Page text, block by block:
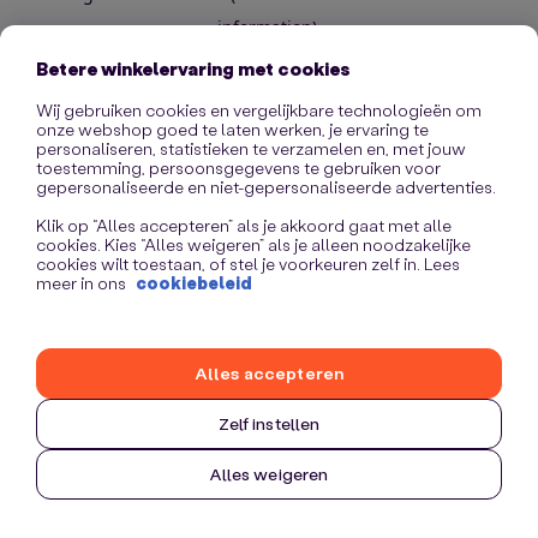
information).
Betere winkelervaring met cookies
Wij gebruiken cookies en vergelijkbare technologieën om
onze webshop goed te laten werken, je ervaring te
personaliseren, statistieken te verzamelen en, met jouw
toestemming, persoonsgegevens te gebruiken voor
gepersonaliseerde en niet-gepersonaliseerde advertenties.
Klik op “Alles accepteren” als je akkoord gaat met alle
cookies. Kies “Alles weigeren” als je alleen noodzakelijke
cookies wilt toestaan, of stel je voorkeuren zelf in. Lees
meer in ons cookiebeleid
Zelf instellen
Alles weigeren
Alles accepteren